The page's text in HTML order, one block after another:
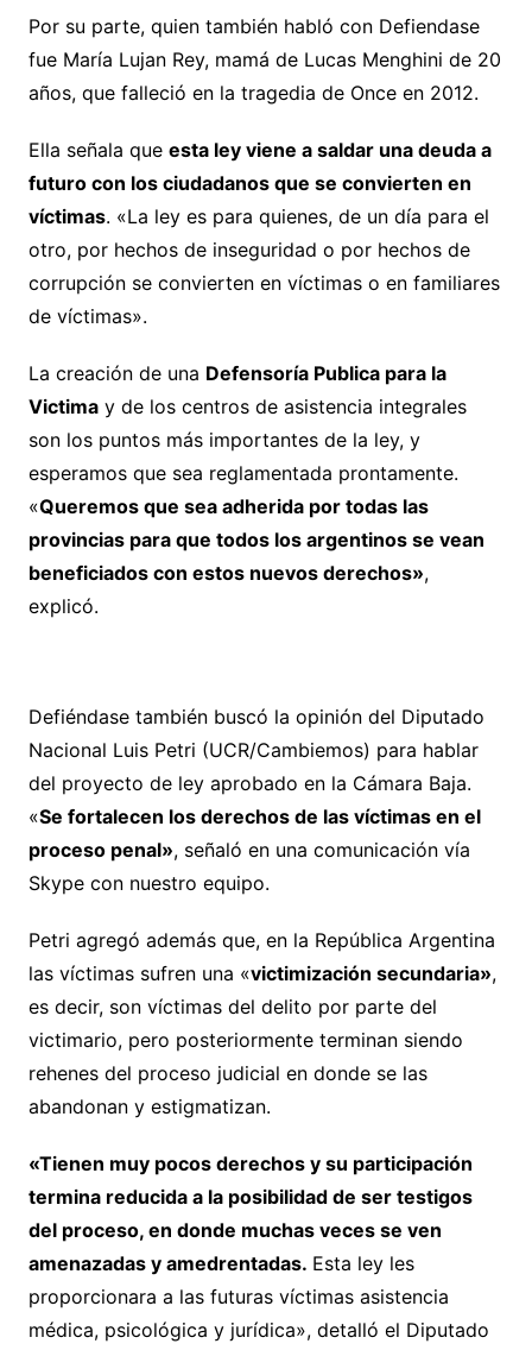
Por su parte, quien también habló con Defiendase
fue María Lujan Rey, mamá de Lucas Menghini de 20
años, que falleció en la tragedia de Once en 2012.
Ella señala que esta ley viene a saldar una deuda a
futuro con los ciudadanos que se convierten en
víctimas. «La ley es para quienes, de un día para el
otro, por hechos de inseguridad o por hechos de
corrupción se convierten en víctimas o en familiares
de víctimas».
La creación de una Defensoría Publica para la
Victimay de los centros de asistencia integrales
son los puntos más importantes de la ley, y
esperamos que sea reglamentada prontamente.
«Queremos que sea adherida por todas las
provincias para que todos los argentinos se vean
beneficiados con estos nuevos derechos»,
explicó.
Defiéndase también buscó la opinión del Diputado
Nacional Luis Petri (UCR/Cambiemos) para hablar
del proyecto de ley aprobado en la Cámara Baja.
«Se fortalecen los derechos de las víctimas en el
proceso penal», señaló en una comunicación vía
Skype con nuestro equipo.
Petri agregó además que, en la República Argentina
las víctimas sufren una «victimización secundaria»,
es decir, son víctimas del delito por parte del
victimario, pero posteriormente terminan siendo
rehenes del proceso judicial en donde se las
abandonan y estigmatizan.
«Tienen muy pocos derechos y su participación
termina reducida a la posibilidad de ser testigos
del proceso, en donde muchas veces se ven
amenazadas y amedrentadas. Esta ley les
proporcionara a las futuras víctimas asistencia
médica, psicológica y jurídica», detalló el Diputado